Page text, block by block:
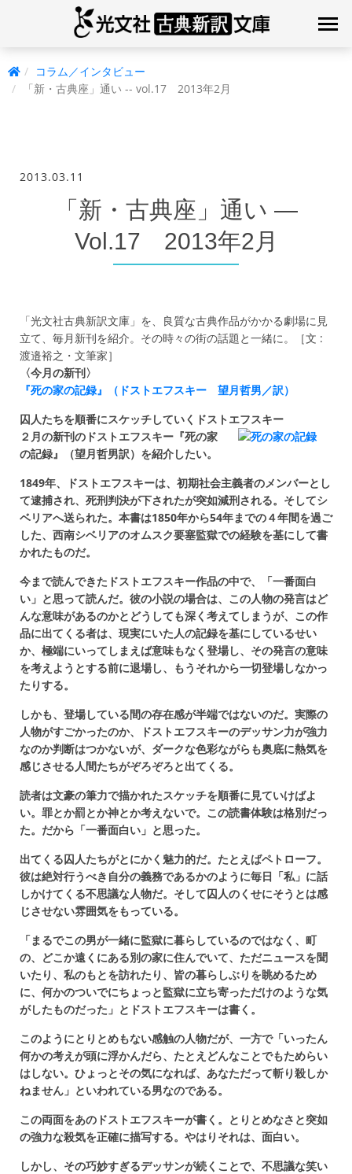
コラム／インタビュー
「新・古典座」通い -- vol.17 2013年2月
2013.03.11
「新・古典座」通い —
Vol.17 2013年2月
「光文社古典新訳文庫」を、良質な古典作品がかかる劇場に見
立て、毎月新刊を紹介。その時々の街の話題と一緒に。［文 :
渡邉裕之・文筆家］
〈今月の新刊〉
『死の家の記録』（ドストエフスキー 望月哲男／訳）
囚人たちを順番にスケッチしていくドストエフスキー
２月の新刊のドストエフスキー『死の家
の記録』（望月哲男訳）を紹介したい。
1849年、ドストエフスキーは、初期社会主義者のメンバーとし
て逮捕され、死刑判決が下されたが突如減刑される。そしてシ
ベリアへ送られた。本書は1850年から54年までの４年間を過ご
した、西南シベリアのオムスク要塞監獄での経験を基にして書
かれたものだ。
今まで読んできたドストエフスキー作品の中で、「一番面白
い」と思って読んだ。彼の小説の場合は、この人物の発言はど
んな意味があるのかとどうしても深く考えてしまうが、この作
品に出てくる者は、現実にいた人の記録を基にしているせい
か、極端にいってしまえば意味もなく登場し、その発言の意味
を考えようとする前に退場し、もうそれから一切登場しなかっ
たりする。
しかも、登場している間の存在感が半端ではないのだ。実際の
人物がすごかったのか、ドストエフスキーのデッサン力が強力
なのか判断はつかないが、ダークな色彩ながらも奥底に熱気を
感じさせる人間たちがぞろぞろと出てくる。
読者は文豪の筆力で描かれたスケッチを順番に見ていけばよ
い。罪とか罰とか神とか考えないで。この読書体験は格別だっ
た。だから「一番面白い」と思った。
出てくる囚人たちがとにかく魅力的だ。たとえばペトローフ。
彼は絶対行うべき自分の義務であるかのように毎日「私」に話
しかけてくる不思議な人物だ。そして囚人のくせにそうとは感
じさせない雰囲気をもっている。
「まるでこの男が一緒に監獄に暮らしているのではなく、町
の、どこか遠くにある別の家に住んでいて、ただニュースを聞
いたり、私のもとを訪れたり、皆の暮らしぶりを眺めるため
に、何かのついでにちょっと監獄に立ち寄っただけのような気
がしたものだった」とドストエフスキーは書く。
このようにとりとめもない感触の人物だが、一方で「いったん
何かの考えが頭に浮かんだら、たとえどんなことでもためらい
はしない。ひょっとその気になれば、あなただって斬り殺しか
ねません」といわれている男なのである。
この両面をあのドストエフスキーが書く。とりとめなさと突如
の強力な殺気を正確に描写する。やはりそれは、面白い。
しかし、その巧妙すぎるデッサンが続くことで、不思議な笑い